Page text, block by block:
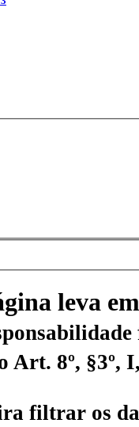
leva
Art. 8º, §3º,
filtrar os